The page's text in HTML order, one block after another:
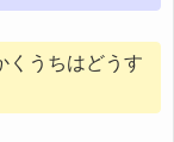
くうちはどうす